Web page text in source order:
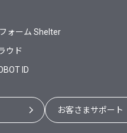
ォーム Shelter
ウド
ID
お客さまサポート